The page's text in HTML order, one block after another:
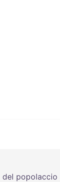
del popolaccio